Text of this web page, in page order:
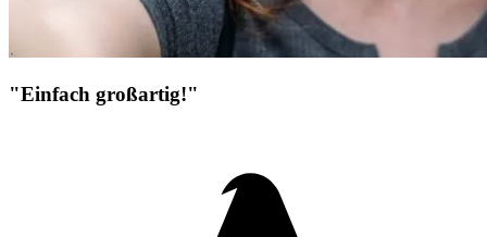
"Einfach großartig!"